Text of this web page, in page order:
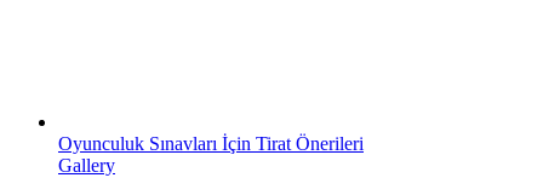
Oyunculuk Sınavları İçin Tirat Önerileri
Gallery